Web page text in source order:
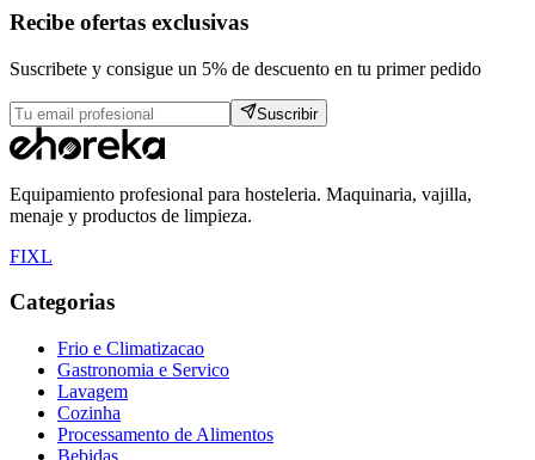
Recibe ofertas exclusivas
Suscribete y consigue un 5% de descuento en tu primer pedido
Suscribir
Equipamiento profesional para hosteleria. Maquinaria, vajilla,
menaje y productos de limpieza.
FIXL
Categorias
Frio e Climatizacao
Gastronomia e Servico
Lavagem
Cozinha
Processamento de Alimentos
Bebidas